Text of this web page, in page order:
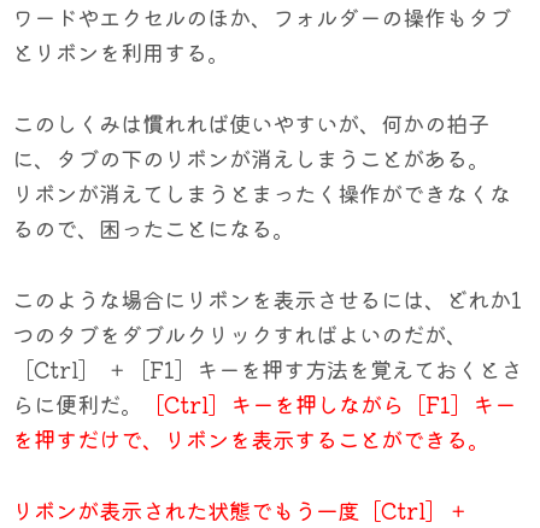
ワードやエクセルのほか、フォルダーの操作もタブ
とリボンを利用する。
このしくみは慣れれば使いやすいが、何かの拍子
に、タブの下のリボンが消えしまうことがある。
リボンが消えてしまうとまったく操作ができなくな
るので、困ったことになる。
このような場合にリボンを表示させる には、
どれか1
つのタブをダブルクリックすればよいのだが、
［Ctrl］ ＋［F1］キーを押す方法を覚えておくと さ
らに便利だ。
［Ctrl］キーを押しながら［F1］キー
を押すだけで、リボンを表示することができる。
リボンが表示された状態でもう一度［Ctrl］＋